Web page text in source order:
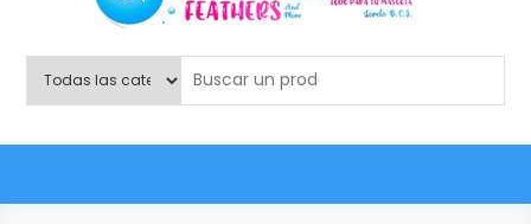
Shop Bubbles Feathers And
More